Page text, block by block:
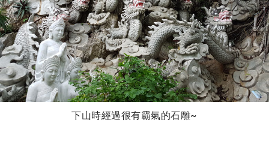
下山時經過很有霸氣的石雕~